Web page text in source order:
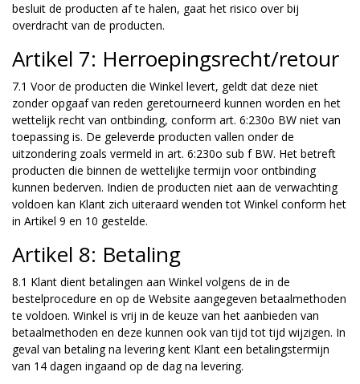
besluit de producten af te halen, gaat het risico over bij
overdracht van de producten.
Artikel 7: Herroepingsrecht/retour
7.1 Voor de producten die Winkel levert, geldt dat deze niet
zonder opgaaf van reden geretourneerd kunnen worden en het
wettelijk recht van ontbinding, conform art. 6:230o BW niet van
toepassing is. De geleverde producten vallen onder de
uitzondering zoals vermeld in art. 6:230o sub f BW. Het betreft
producten die binnen de wettelijke termijn voor ontbinding
kunnen bederven. Indien de producten niet aan de verwachting
voldoen kan Klant zich uiteraard wenden tot Winkel conform het
in Artikel 9 en 10 gestelde.
Artikel 8: Betaling
8.1 Klant dient betalingen aan Winkel volgens de in de
bestelprocedure en op de Website aangegeven betaalmethoden
te voldoen. Winkel is vrij in de keuze van het aanbieden van
betaalmethoden en deze kunnen ook van tijd tot tijd wijzigen. In
geval van betaling na levering kent Klant een betalingstermijn
van 14 dagen ingaand op de dag na levering.